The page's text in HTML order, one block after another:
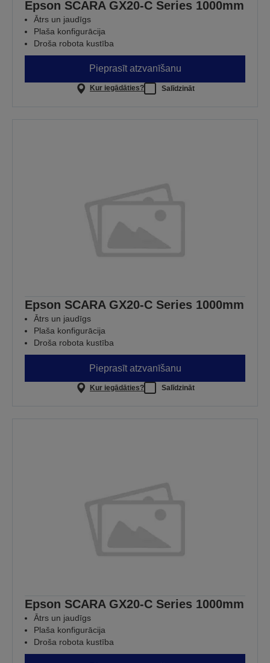
Epson SCARA GX20-C Series 1000mm
Ātrs un jaudīgs
Plaša konfigurācija
Droša robota kustība
Pieprasīt atzvanīšanu
Kur iegādāties? Salīdzināt
Epson SCARA GX20-C Series 1000mm
Ātrs un jaudīgs
Plaša konfigurācija
Droša robota kustība
Pieprasīt atzvanīšanu
Kur iegādāties? Salīdzināt
Epson SCARA GX20-C Series 1000mm
Ātrs un jaudīgs
Plaša konfigurācija
Droša robota kustība